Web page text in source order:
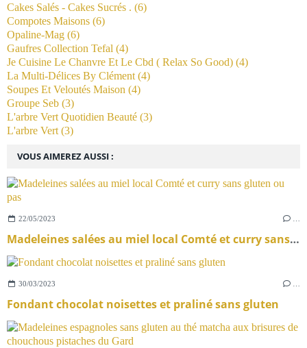
VOUS AIMEREZ AUSSI :
22/05/2023
Madeleines salées au miel local Comté et curry sans gluten ou pas
30/03/2023
Fondant chocolat noisettes et praliné sans gluten
Cakes Salés - Cakes Sucrés . (6)
Compotes Maisons (6)
Opaline-Mag (6)
Gaufres Collection Tefal (4)
Je Cuisine Le Chanvre Et Le Cbd ( Relax So Good) (4)
La Multi-Délices By Clément (4)
Soupes Et Veloutés Maison (4)
Groupe Seb (3)
L'arbre Vert Quotidien Beauté (3)
L'arbre Vert (3)